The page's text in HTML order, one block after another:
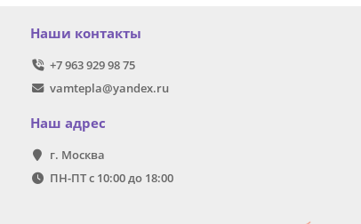
Наши контакты
+7 963 929 98 75
vamtepla@yandex.ru
Наш адрес
г. Москва
ПН-ПТ с 10:00 до 18:00